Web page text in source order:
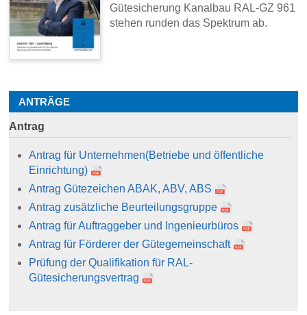
Gütesicherung Kanalbau RAL-GZ 961
stehen runden das Spektrum ab.
ANTRÄGE
Antrag
Antrag für Unternehmen(Betriebe und öffentliche
Einrichtung)
Antrag Gütezeichen ABAK, ABV, ABS
Antrag zusätzliche Beurteilungsgruppe
Antrag für Auftraggeber und Ingenieurbüros
Antrag für Förderer der Gütegemeinschaft
Prüfung der Qualifikation für RAL-
Gütesicherungsvertrag